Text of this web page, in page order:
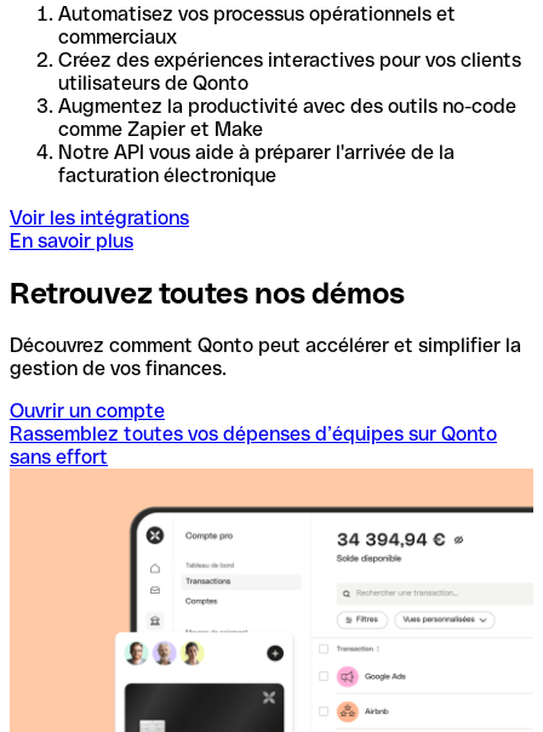
Automatisez vos processus opérationnels et
commerciaux
Créez des expériences interactives pour vos clients
utilisateurs de Qonto
Augmentez la productivité avec des outils no-code
comme Zapier et Make
Notre API vous aide à préparer l'arrivée de la
facturation électronique
Voir les intégrations
En savoir plus
Retrouvez toutes nos démos
Découvrez comment Qonto peut accélérer et simplifier la
gestion de vos finances.
Ouvrir un compte
Rassemblez toutes vos dépenses d’équipes sur Qonto
sans effort